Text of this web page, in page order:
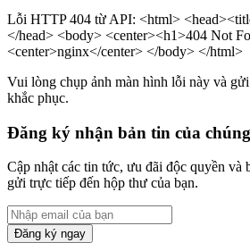
Lỗi HTTP 404 từ API: <html>
</head> <body> <center><h1>404 Not
<center>nginx</center> </body> </html>
Vui lòng chụp ảnh màn hình lỗi này và
khắc phục.
Đăng ký nhận bản tin của
Cập nhật các tin tức, ưu đãi độc quyền và
gửi trực tiếp đến hộp thư của bạn.
Đăng ký ngay